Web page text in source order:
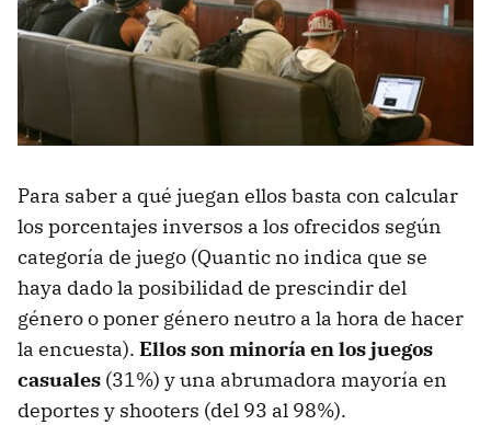
Para saber a qué juegan ellos basta con calcular
los porcentajes inversos a los ofrecidos según
categoría de juego (Quantic no indica que se
haya dado la posibilidad de prescindir del
género o poner género neutro a la hora de hacer
la encuesta). Ellos son minoría en los juegos
casuales (31%) y una abrumadora mayoría en
deportes y shooters (del 93 al 98%).